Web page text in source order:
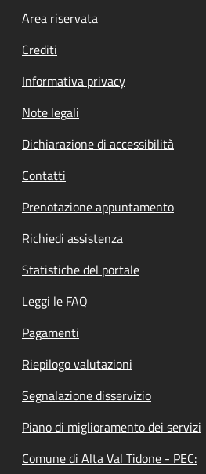
Footer menu
Area riservata
Crediti
Informativa privacy
Note legali
Dichiarazione di accessibilità
Contatti
Prenotazione appuntamento
Richiedi assistenza
Statistiche del portale
Leggi le FAQ
Pagamenti
Riepilogo valutazioni
Segnalazione disservizio
Piano di miglioramento dei servizi
Comune di Alta Val Tidone - PEC: